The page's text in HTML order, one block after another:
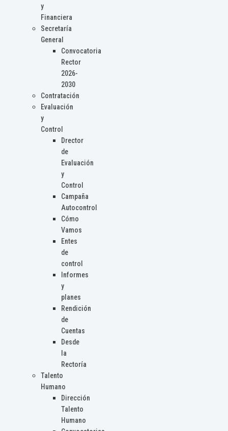
y
Financiera
Secretaría
General
Convocatoria
Rector
2026-
2030
Contratación
Evaluación
y
Control
Drector
de
Evaluación
y
Control
Campaña
Autocontrol
Cómo
Vamos
Entes
de
control
Informes
y
planes
Rendición
de
Cuentas
Desde
la
Rectoría
Talento
Humano
Dirección
Talento
Humano